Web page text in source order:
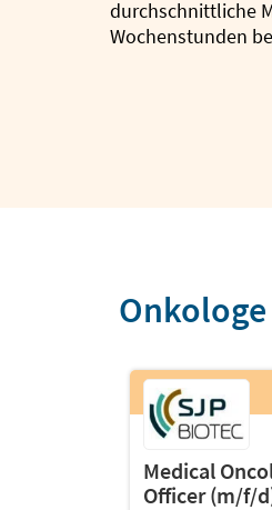
durchschnittliche
Wochenstunden
Medical
Officer (m/f/